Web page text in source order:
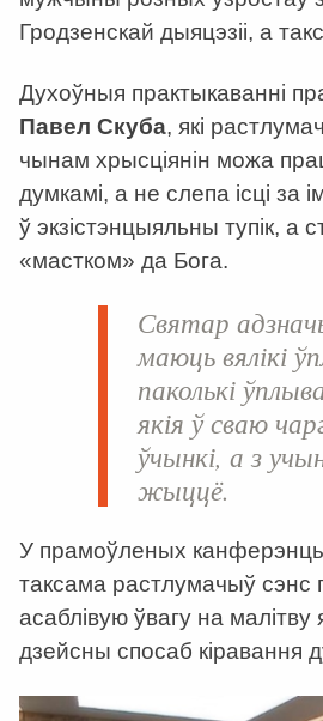
Гродзенскай дыяцэзіі, а
Духоўныя практыкаванні
Павел Скуба, які
чынам хрысціянін можа
думкамі, а не слепа ісці за
ў экзістэнцыяльны тупік, а
«мастком» да Бога.
Святар
маюць вялікі
паколькі
якія ў сваю
ўчынкі, а з
жыццё.
У прамоўленых
таксама растлумачыў сэнс
асаблівую ўвагу на
дзейсны спосаб кіравання